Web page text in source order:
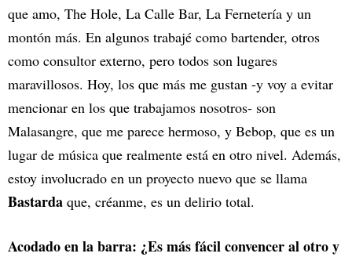
que amo, The Hole, La Calle Bar, La Fernetería y un
montón más. En algunos trabajé como bartender, otros
como consultor externo, pero todos son lugares
maravillosos. Hoy, los que más me gustan -y voy a evitar
mencionar en los que trabajamos nosotros- son
Malasangre, que me parece hermoso, y Bebop, que es un
lugar de música que realmente está en otro nivel. Además,
estoy involucrado en un proyecto nuevo que se llama
Bastarda que, créanme, es un delirio total.
Acodado en la barra: ¿Es más fácil convencer al otro y